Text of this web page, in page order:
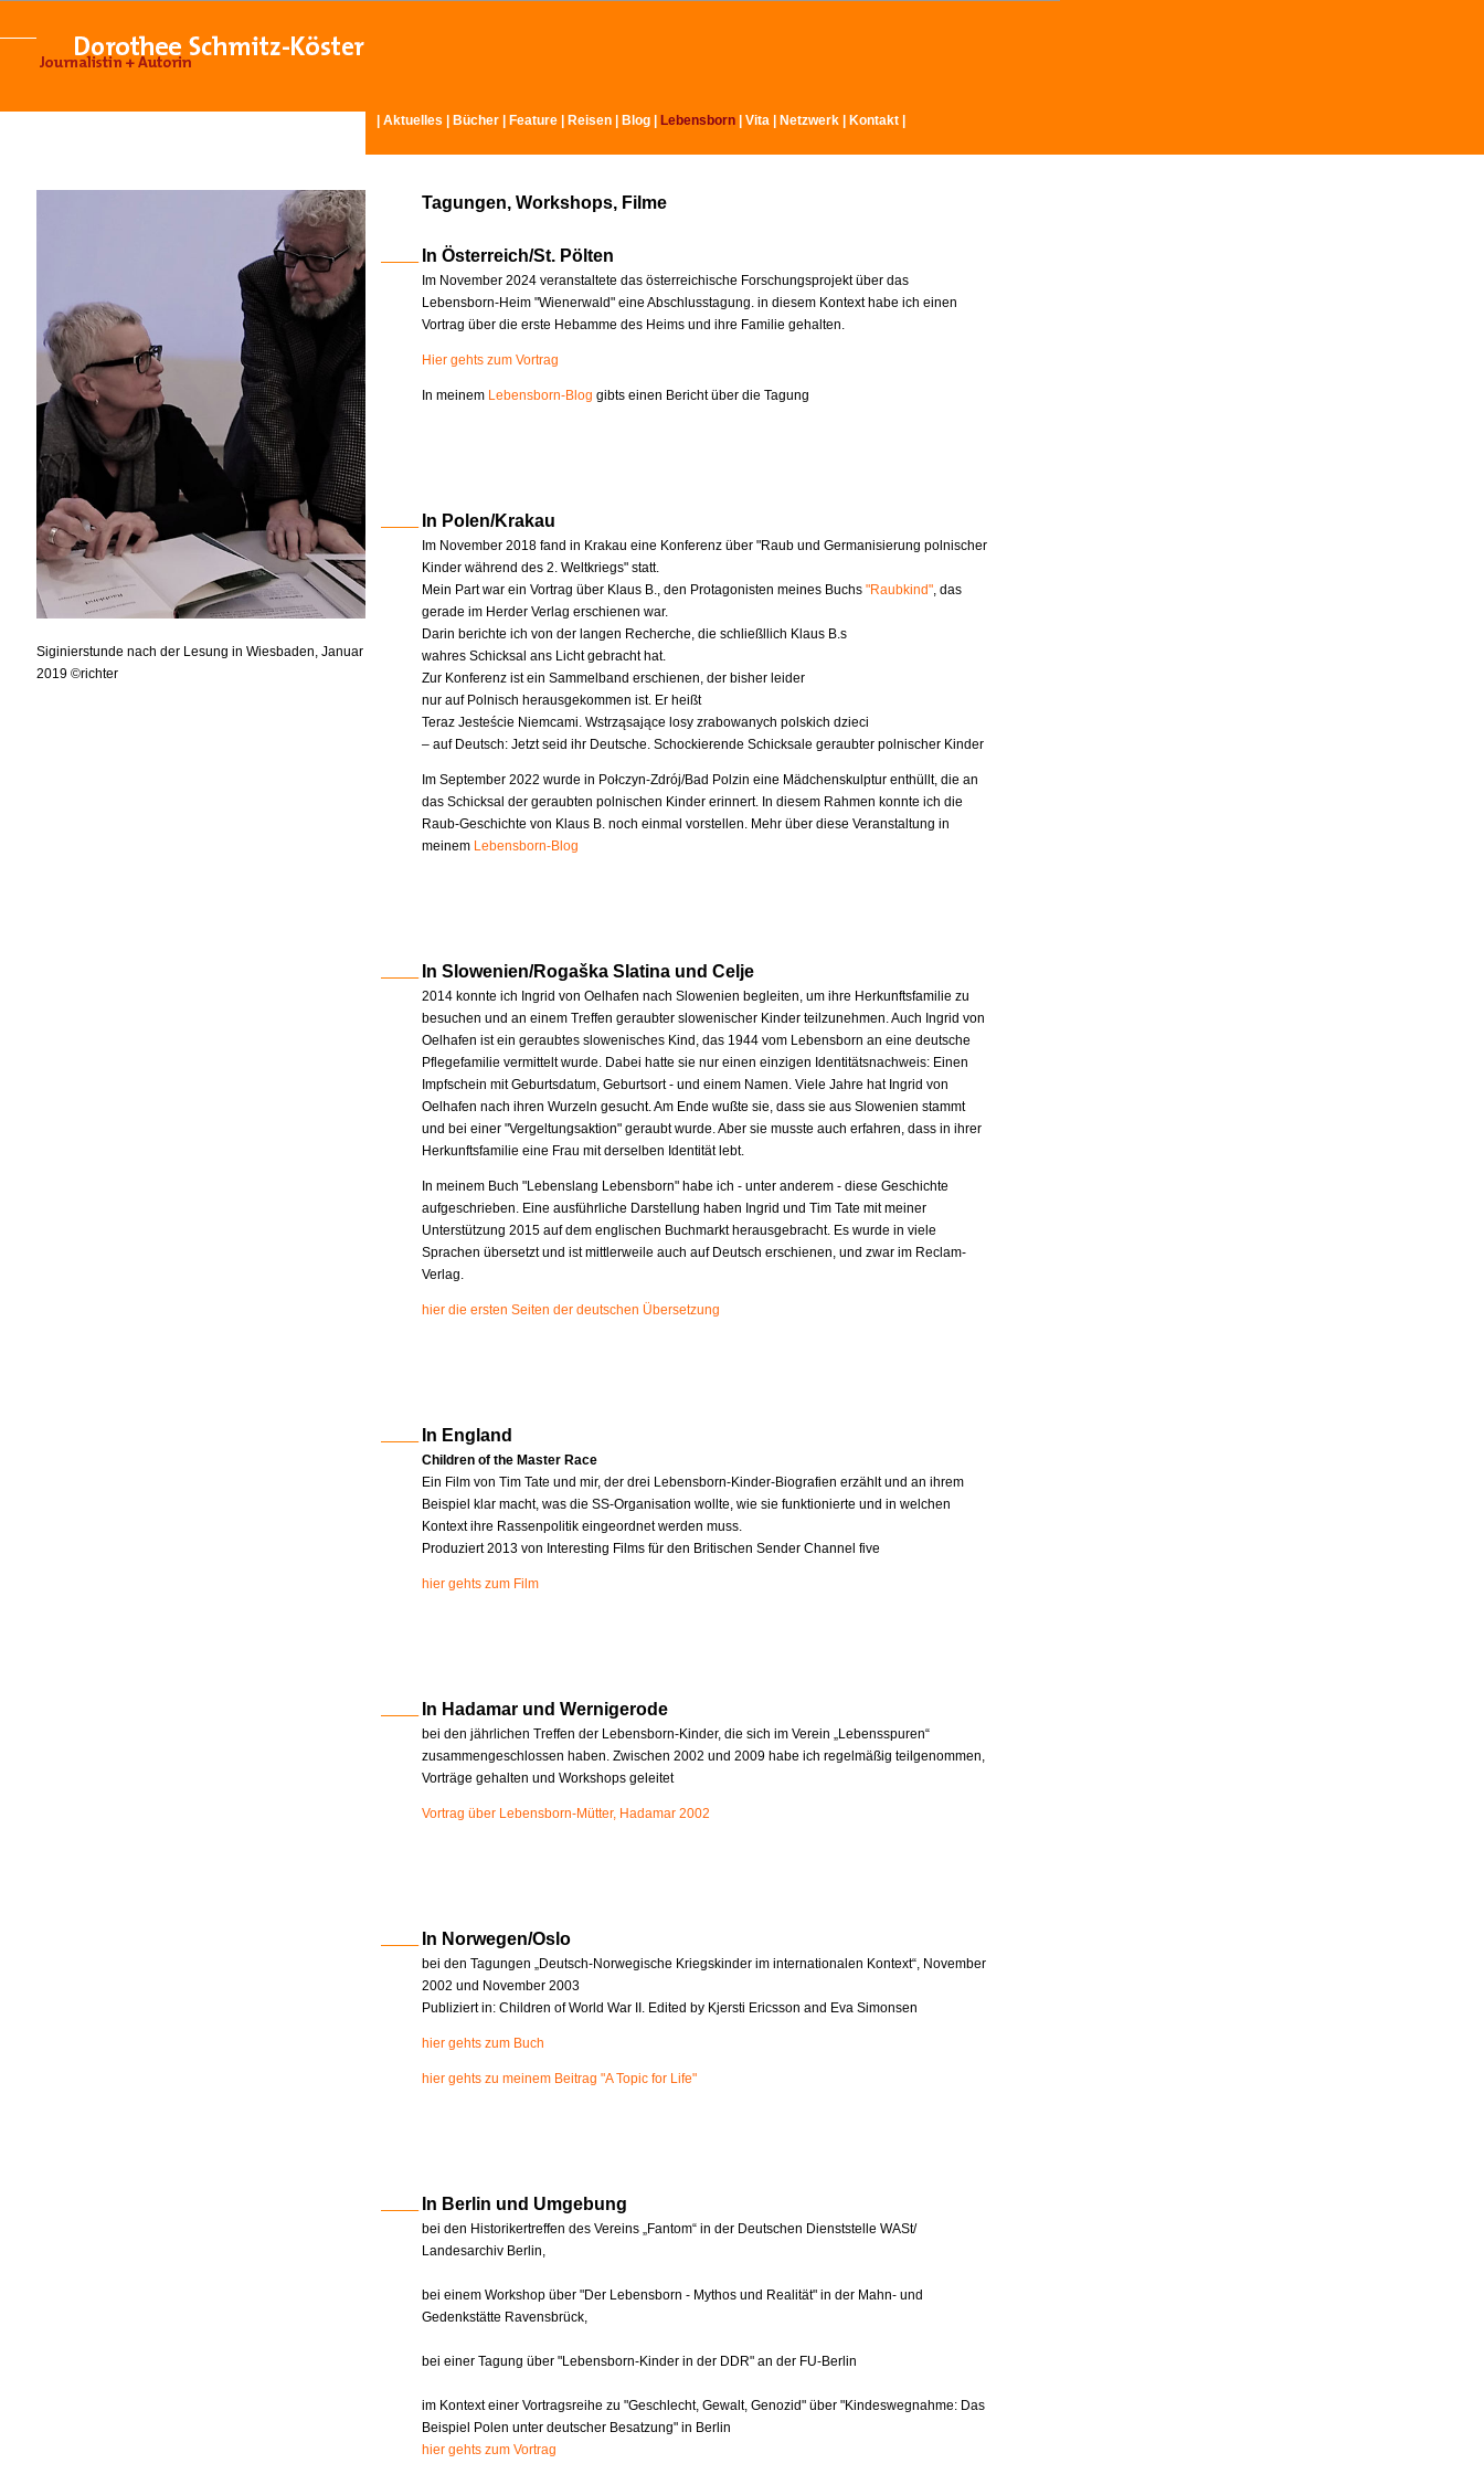
Aktuelles Bücher Feature Reisen Blog Lebensborn Vita Netzwerk Kontakt
Siginierstunde nach der Lesung in Wiesbaden, Januar
2019 ©richter
Tagungen, Workshops, Filme
In Österreich/St. Pölten
Im November 2024 veranstaltete das österreichische Forschungsprojekt über das
Lebensborn-Heim "Wienerwald" eine Abschlusstagung. in diesem Kontext habe ich einen
Vortrag über die erste Hebamme des Heims und ihre Familie gehalten.
Hier gehts zum Vortrag
In meinem Lebensborn-Blog gibts einen Bericht über die Tagung
In Polen/Krakau
Im November 2018 fand in Krakau eine Konferenz über "Raub und Germanisierung polnischer
Kinder während des 2. Weltkriegs" statt.
Mein Part war ein Vortrag über Klaus B., den Protagonisten meines Buchs "Raubkind", das
gerade im Herder Verlag erschienen war.
Darin berichte ich von der langen Recherche, die schließllich Klaus B.s
wahres Schicksal ans Licht gebracht hat.
Zur Konferenz ist ein Sammelband erschienen, der bisher leider
nur auf Polnisch herausgekommen ist. Er heißt
Teraz Jesteście Niemcami. Wstrząsające losy zrabowanych polskich dzieci
– auf Deutsch: Jetzt seid ihr Deutsche. Schockierende Schicksale geraubter polnischer Kinder
Im September 2022 wurde in Połczyn-Zdrój/Bad Polzin eine Mädchenskulptur enthüllt, die an
das Schicksal der geraubten polnischen Kinder erinnert. In diesem Rahmen konnte ich die
Raub-Geschichte von Klaus B. noch einmal vorstellen. Mehr über diese Veranstaltung in
meinem Lebensborn-Blog
In Slowenien/Rogaška Slatina und Celje
2014 konnte ich Ingrid von Oelhafen nach Slowenien begleiten, um ihre Herkunftsfamilie zu
besuchen und an einem Treffen geraubter slowenischer Kinder teilzunehmen. Auch Ingrid von
Oelhafen ist ein geraubtes slowenisches Kind, das 1944 vom Lebensborn an eine deutsche
Pflegefamilie vermittelt wurde. Dabei hatte sie nur einen einzigen Identitätsnachweis: Einen
Impfschein mit Geburtsdatum, Geburtsort - und einem Namen. Viele Jahre hat Ingrid von
Oelhafen nach ihren Wurzeln gesucht. Am Ende wußte sie, dass sie aus Slowenien stammt
und bei einer "Vergeltungsaktion" geraubt wurde. Aber sie musste auch erfahren, dass in ihrer
Herkunftsfamilie eine Frau mit derselben Identität lebt.
In meinem Buch "Lebenslang Lebensborn" habe ich - unter anderem - diese Geschichte
aufgeschrieben. Eine ausführliche Darstellung haben Ingrid und Tim Tate mit meiner
Unterstützung 2015 auf dem englischen Buchmarkt herausgebracht. Es wurde in viele
Sprachen übersetzt und ist mittlerweile auch auf Deutsch erschienen, und zwar im Reclam-
Verlag.
hier die ersten Seiten der deutschen Übersetzung
In England
Children of the Master Race
Ein Film von Tim Tate und mir, der drei Lebensborn-Kinder-Biografien erzählt und an ihrem
Beispiel klar macht, was die SS-Organisation wollte, wie sie funktionierte und in welchen
Kontext ihre Rassenpolitik eingeordnet werden muss.
Produziert 2013 von Interesting Films für den Britischen Sender Channel five
hier gehts zum Film
In Hadamar und Wernigerode
bei den jährlichen Treffen der Lebensborn-Kinder, die sich im Verein „Lebensspuren“
zusammengeschlossen haben. Zwischen 2002 und 2009 habe ich regelmäßig teilgenommen,
Vorträge gehalten und Workshops geleitet
Vortrag über Lebensborn-Mütter, Hadamar 2002
In Norwegen/Oslo
bei den Tagungen „Deutsch-Norwegische Kriegskinder im internationalen Kontext“, November
2002 und November 2003
Publiziert in: Children of World War II. Edited by Kjersti Ericsson and Eva Simonsen
hier gehts zum Buch
hier gehts zu meinem Beitrag "A Topic for Life"
In Berlin und Umgebung
bei den Historikertreffen des Vereins „Fantom“ in der Deutschen Dienststelle WASt/
Landesarchiv Berlin,
bei einem Workshop über "Der Lebensborn - Mythos und Realität" in der Mahn- und
Gedenkstätte Ravensbrück,
bei einer Tagung über "Lebensborn-Kinder in der DDR" an der FU-Berlin
im Kontext einer Vortragsreihe zu "Geschlecht, Gewalt, Genozid" über "Kindeswegnahme: Das
Beispiel Polen unter deutscher Besatzung" in Berlin
hier gehts zum Vortrag